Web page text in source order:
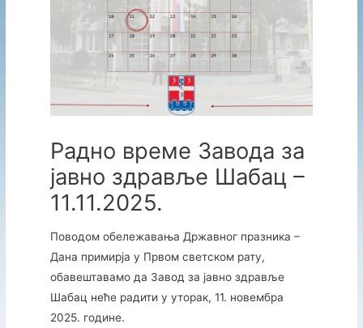
Радно време Завода за
јавно здравље Шабац –
11.11.2025.
Поводом обележавања Државног празника –
Дана примирја у Првом светском рату,
обавештавамо да Завод за јавно здравље
Шабац неће радити у уторак, 11. новембра
2025. године.